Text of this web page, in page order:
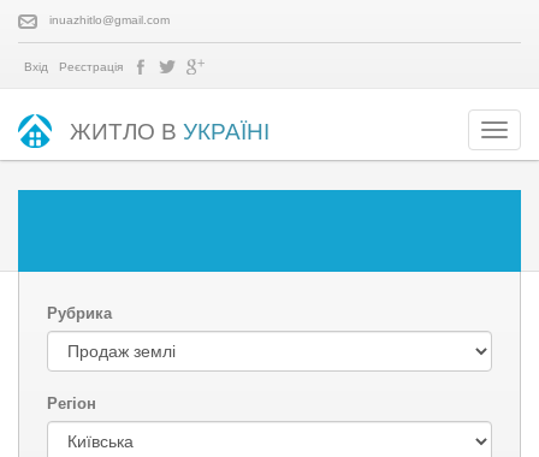
inuazhitlo@gmail.com
Вхід Реєстрація
ЖИТЛО В УКРАЇНІ
Рубрика
Регіон